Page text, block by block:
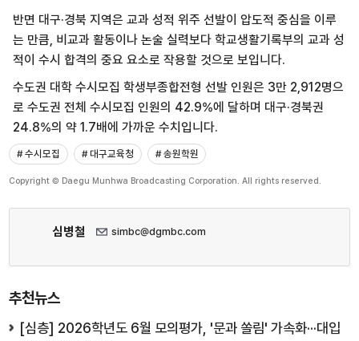
반면 대구·경북 지역은 교과 성적 위주 선발이 압도적 중심을 이루
는 만큼, 비교과 활동이나 논술 실력보다 학교생활기록부의 교과 성
적이 수시 합격의 중요 요소로 작용할 것으로 보입니다.
수도권 대학 수시모집 학생부종합전형 선발 인원은 3만 2,912명으
로 수도권 전체 수시모집 인원의 42.9%에 달하며 대구·경북권
24.8%의 약 1.7배에 가까운 수치입니다.
# 수시모집 # 대구교육청 # 송원학원
Copyright © Daegu Munhwa Broadcasting Corporation. All rights reserved.
심병철 simbc@dgmbc.com
추천뉴스
[심층] 2026학년도 6월 모의평가, '문과 쏠림' 가속화···대입